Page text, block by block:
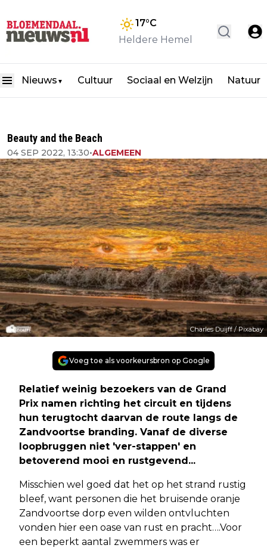
17°C
Heldere Hemel
Nieuws ▼ Cultuur Sociaal en Welzijn Natuur
Beauty and the Beach
04 SEP 2022, 13:30•ALGEMEEN
Charles Duijff / Pixabay
Voeg toe als voorkeursbron op Google
Relatief weinig bezoekers van de Grand
Prix namen richting het circuit en tijdens
hun terugtocht daarvan de route langs de
Zandvoortse branding. Vanaf de diverse
loopbruggen niet 'ver-stappen' en
betoverend mooi en rustgevend...
Misschien wel goed dat het op het strand rustig
bleef, want personen die het bruisende oranje
Zandvoortse dorp even wilden ontvluchten
vonden hier een oase van rust en pracht….Voor
een beperkt aantal zwemmers was er